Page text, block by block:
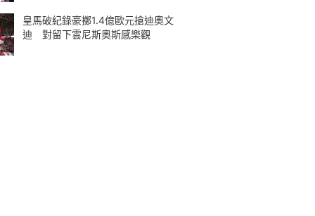
皇馬破紀錄豪擲1.4億歐元搶迪奧文
迪 對留下雲尼斯奧斯感樂觀